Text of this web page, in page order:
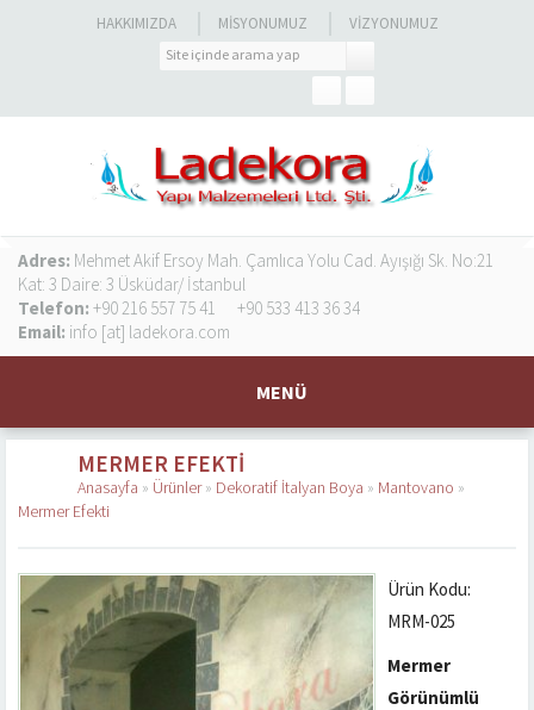
HAKKIMIZDA MISYONUMUZ VIZYONUMUZ
Adres: Mehmet Akif Ersoy Mah. Çamlıca Yolu Cad. Ayışığı Sk. No:21
Kat: 3 Daire: 3 Üsküdar/ İstanbul
Telefon: +90 216 557 75 41
+90 533 413 36 34
Email: info [at] ladekora.com
MENÜ
MERMER EFEKTI
Anasayfa » Ürünler» Dekoratif İtalyan Boya » Mantovano »
Mermer Efekti
Ürün Kodu:
MRM-025
Mermer
Görünümlü